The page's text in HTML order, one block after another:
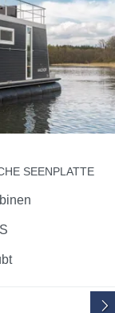
SEENPLATTE